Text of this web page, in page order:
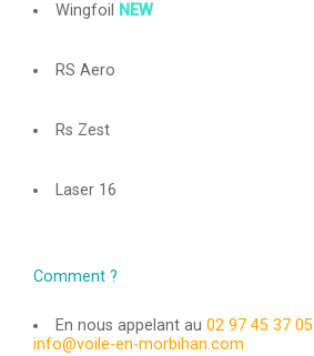
Wingfoil NEW
RS Aero
Rs Zest
Laser 16
Comment ?
En nous appelant au 02 97 45 37 05
info@voile-en-morbihan.com